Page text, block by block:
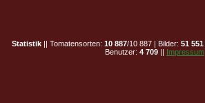
Statistik|| Tomatensorten: 10 887/10 887 | Bilder: 51 551
Benutzer: 4 709 || Impressum